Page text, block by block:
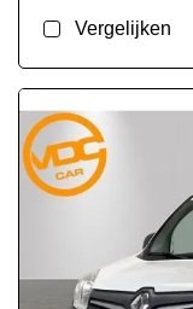
Vergelijken